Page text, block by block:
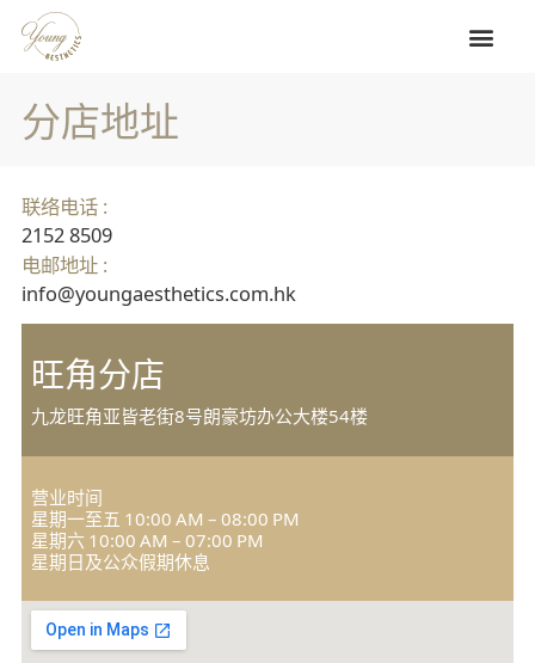
分店地址
联络电话 :
2152 8509
电邮地址 :
info@youngaesthetics.com.hk
旺角分店
九龙旺角亚皆老街8号朗豪坊办公大楼54楼
营业时间
星期一至五 10:00 AM – 08:00 PM
星期六 10:00 AM – 07:00 PM
星期日及公众假期休息